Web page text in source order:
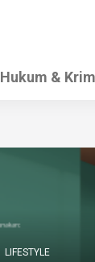
Hukum &
LIFESTYLE